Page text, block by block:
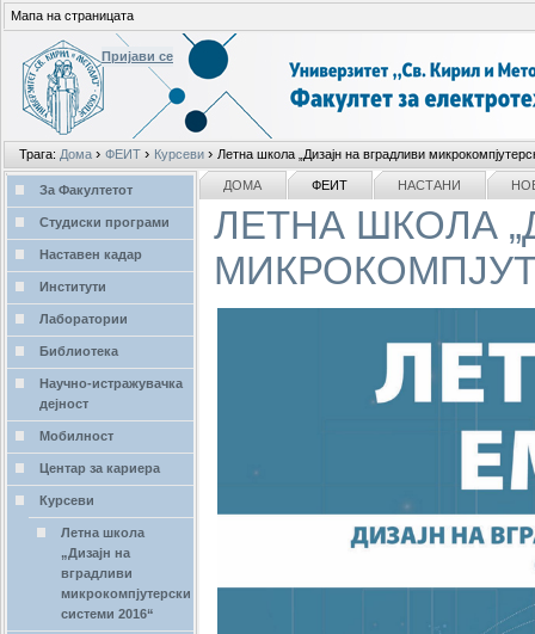
Лични
алати
Пријави се
Трага: Дома › ФЕИТ › Курсеви › Летна школа „Дизајн на вградливи
Мапа на страницата
делови
ДОМА ФЕИТ НАСТАНИ
ЛЕТНА ШКОЛА
NAVIGATION
За Факултетот
Студиски програми
Наставен кадар
Институти
Лаборатории
Библиотека
Научно-истражувачка
дејност
Мобилност
Центар за кариера
Курсеви
Летна школа
„Дизајн на
вградливи
микрокомпјутерски
системи 2016“